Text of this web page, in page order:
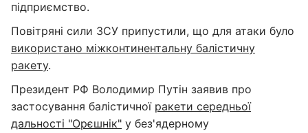
підприємство.
Повітряні сили ЗСУ припустили, що для атаки було
використано міжконтинентальну балістичну
ракету.
Президент РФ Володимир Путін заявив про
застосування балістичної ракети середньої
дальності "Орєшнік" у без'ядерному